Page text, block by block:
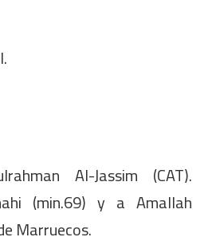
Al-Jassim (CAT).
(min.69) y a Amallah
Marruecos.